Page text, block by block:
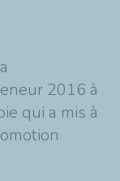
2016 à
qui a mis à